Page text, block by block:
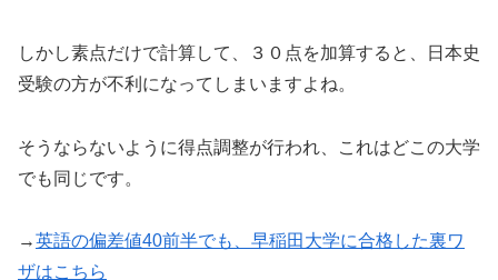
しかし素点だけで計算して、３０点を加算すると、日本史
受験の方が不利になってしまいますよね。
そうならないように得点調整が行われ、これはどこの大学
でも同じです。
→英語の偏差値40前半でも、早稲田大学に合格した裏ワ
ザはこちら